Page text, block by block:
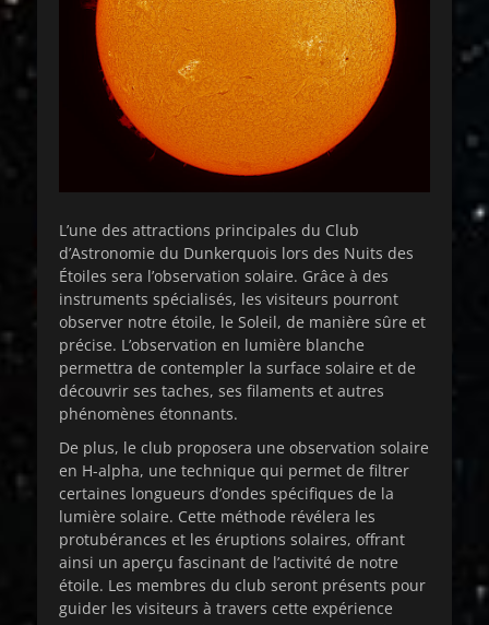
L’une des attractions principales du Club
d’Astronomie du Dunkerquois lors des Nuits des
Étoiles sera l’observation solaire. Grâce à des
instruments spécialisés, les visiteurs pourront
observer notre étoile, le Soleil, de manière sûre et
précise. L’observation en lumière blanche
permettra de contempler la surface solaire et de
découvrir ses taches, ses filaments et autres
phénomènes étonnants.
De plus, le club proposera une observation solaire
en H-alpha, une technique qui permet de filtrer
certaines longueurs d’ondes spécifiques de la
lumière solaire. Cette méthode révélera les
protubérances et les éruptions solaires, offrant
ainsi un aperçu fascinant de l’activité de notre
étoile. Les membres du club seront présents pour
guider les visiteurs à travers cette expérience